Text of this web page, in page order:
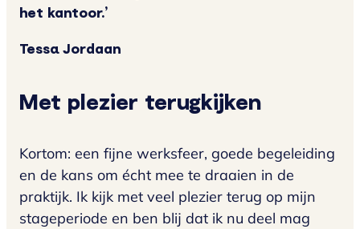
het kantoor.’
Tessa Jordaan
Met plezier terugkijken
Kortom: een fijne werksfeer, goede begeleiding
en de kans om écht mee te draaien in de
praktijk. Ik kijk met veel plezier terug op mijn
stageperiode en ben blij dat ik nu deel mag